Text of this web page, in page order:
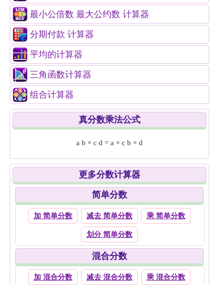
最小公倍数 最大公约数 计算器
分期付款 计算器
平均的计算器
三角函数计算器
组合计算器
真分数乘法公式
a b × c d = a × c b × d
更多分数计算器
简单分数
加 简单分数 减去 简单分数 乘 简单分数
划分 简单分数
混合分数
加 混合分数 减去 混合分数 乘 混合分数